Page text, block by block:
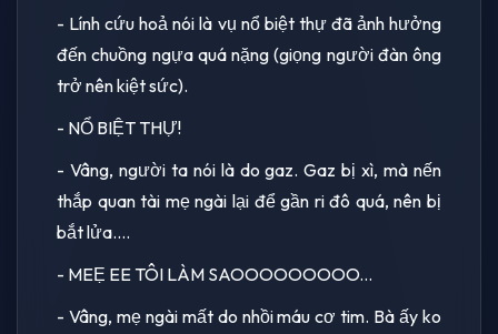
- Lính cứu hoả nói là vụ nổ biệt thự đã ảnh hưởng
đến chuồng ngựa quá nặng (giọng người đàn ông
trở nên kiệt sức).
- NỔ BIỆT THỰ!
- Vâng, người ta nói là do gaz. Gaz bị xì, mà nến
thắp quan tài mẹ ngài lại để gần ri đô quá, nên bị
bắt lửa....
- MEẸ EE TÔI LÀM SAOOOOOOOOO...
- Vâng, mẹ ngài mất do nhồi máu cơ tim. Bà ấy ko